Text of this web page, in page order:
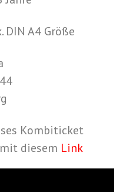
DIN A4 Größe
Kombiticket
Link